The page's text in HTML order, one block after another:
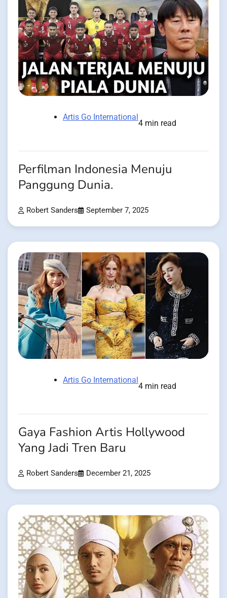
Artis Go International
4 min read
Perfilman Indonesia Menuju
Panggung Dunia.
Robert Sanders September 7, 2025
Artis Go International
4 min read
Gaya Fashion Artis Hollywood
Yang Jadi Tren Baru
Robert Sanders December 21, 2025